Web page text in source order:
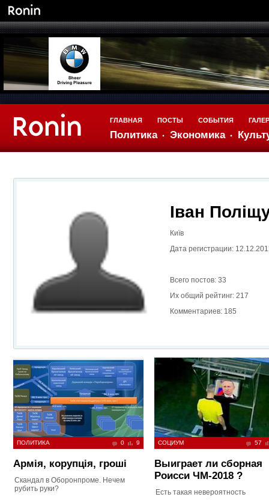
ГЛАВНАЯ
Политика Экономика
ПОСТЫ СОБЫТИЯ
Іван
Київ
Дата регистрации:
Всего постов: 33
Их общий рейтинг: 217
Комментариев: 185
ПОЛИТИКА 0 9
Армія, корупція, гроші
Скандал в Оборонпроме. Нечем
рубить руки?
СОЦИУМ 57
Выиграет ли сборная
Роисси ЧМ-2018 ?
Есть такая невероятность